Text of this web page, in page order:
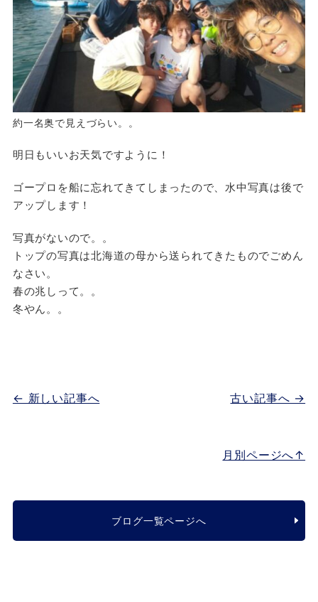
約一名奥で見えづらい。。
明日もいいお天気ですように！
ゴープロを船に忘れてきてしまったので、水中写真は後で
アップします！
写真がないので。。
トップの写真は北海道の母から送られてきたものでごめん
なさい。
春の兆しって。。
冬やん。。
古い記事へ →
← 新しい記事へ
月別ページへ↑
ブログ一覧ページへ